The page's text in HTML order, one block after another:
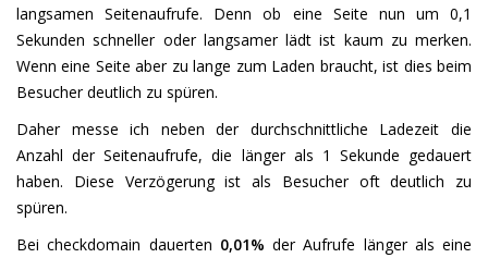
langsamen Seitenaufrufe. Denn ob eine Seite nun um 0,1
Sekunden schneller oder langsamer lädt ist kaum zu merken.
Wenn eine Seite aber zu lange zum Laden braucht, ist dies beim
Besucher deutlich zu spüren.
Daher messe ich neben der durchschnittliche Ladezeit die
Anzahl der Seitenaufrufe, die länger als 1 Sekunde gedauert
haben. Diese Verzögerung ist als Besucher oft deutlich zu
spüren.
Bei checkdomain dauerten 0,01% der Aufrufe länger als eine